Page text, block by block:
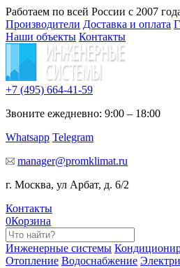
Работаем по всей России с 2007
Производители Доставка и оплата
Наши объекты Контакты
+7 (495) 664-41-59
Звоните ежедневно: 9:00 – 18:00
Whatsapp Telegram
manager@promklimat.ru
г. Москва, ул Арбат, д. 6/2
Контакты
0Корзина
Инженерные системы
Отопление Водоснабжение